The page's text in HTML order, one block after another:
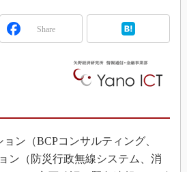
Share
ン（BCPコンサルティング、
ン（防災行政無線システム、消